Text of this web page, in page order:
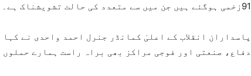
91زخمی ہوگئے ہیں جن میں سے متعدد کی حالت تشویشناک ہے۔
پاسداران انقلاب کے اعلیٰ کمانڈر جنرل احمد واحدی نے
دفاع، صنعتی اور فوجی مراکز بھی براہ راست ہمارے حملوں